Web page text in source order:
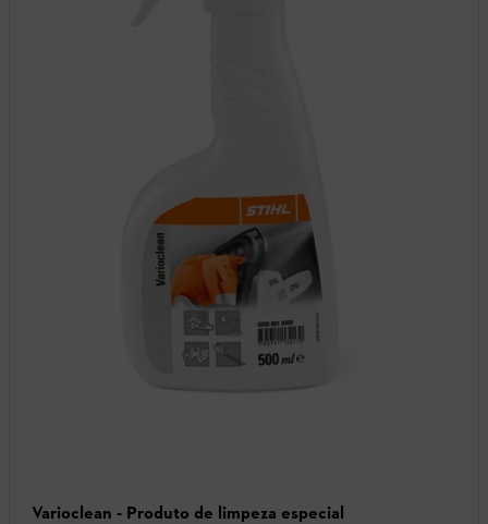
Varioclean - Produto de limpeza especial